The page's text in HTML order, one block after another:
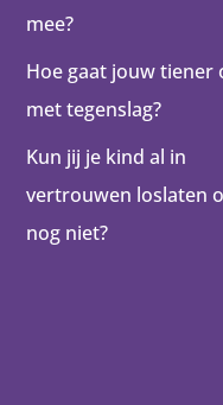
mee?
Hoe gaat jouw tiener
met tegenslag?
Kun jij je kind al in
vertrouwen loslaten
nog niet?